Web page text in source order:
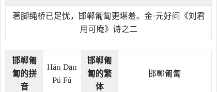
著脚绳桥已足忧，邯郸匍匐更堪羞。金·元好问《刘君
用可庵》诗之二
邯郸匍
匐的拼
音
Hán Dān
Pú Fú
邯郸匍
匐的繁
体
邯鄲匍匐